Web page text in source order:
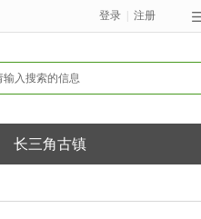
注册
登录
长三角古镇